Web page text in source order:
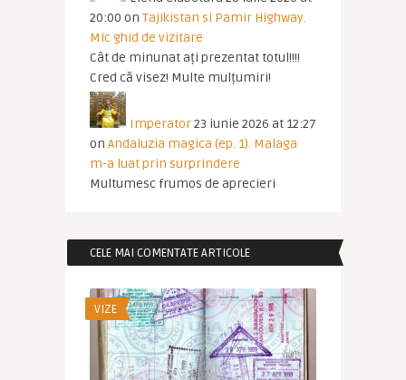
20:00 on Tajikistan si Pamir Highway.
Mic ghid de vizitare
Cât de minunat ați prezentat totul!!!!
Cred că visez! Multe mulțumiri!
Imperator23 iunie 2026 at 12:27
on Andaluzia magica (ep. 1). Malaga
m-a luat prin surprindere
Multumesc frumos de aprecieri
CELE MAI COMENTATE ARTICOLE
VIZE